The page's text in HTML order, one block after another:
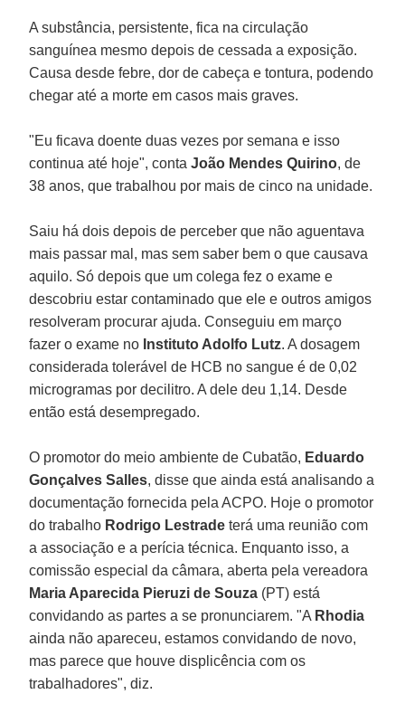
A substância, persistente, fica na circulação
sanguínea mesmo depois de cessada a exposição.
Causa desde febre, dor de cabeça e tontura, podendo
chegar até a morte em casos mais graves.
"Eu ficava doente duas vezes por semana e isso
continua até hoje", contaJoão Mendes Quirino, de
38 anos, que trabalhou por mais de cinco na unidade.
Saiu há dois depois de perceber que não aguentava
mais passar mal, mas sem saber bem o que causava
aquilo. Só depois que um colega fez o exame e
descobriu estar contaminado que ele e outros amigos
resolveram procurar ajuda. Conseguiu em março
fazer o exame no Instituto Adolfo Lutz. A dosagem
considerada tolerável de HCB no sangue é de 0,02
microgramas por decilitro. A dele deu 1,14. Desde
então está desempregado.
O promotor do meio ambiente de Cubatão, Eduardo
Gonçalves Salles, disse que ainda está analisando a
documentação fornecida pela ACPO. Hoje o promotor
do trabalho Rodrigo Lestrade terá uma reunião com
a associação e a perícia técnica. Enquanto isso, a
comissão especial da câmara, aberta pela vereadora
Maria Aparecida Pieruzi de Souza (PT) está
convidando as partes a se pronunciarem. "A Rhodia
ainda não apareceu, estamos convidando de novo,
mas parece que houve displicência com os
trabalhadores", diz.